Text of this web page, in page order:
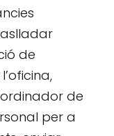
de
de
per a